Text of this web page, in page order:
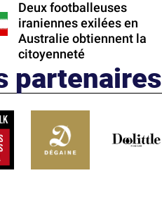
Deux footballeuses
iraniennes exilées en
Australie obtiennent la
citoyenneté
partenaires